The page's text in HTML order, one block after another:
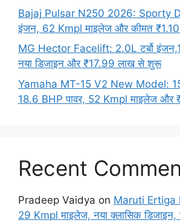
Bajaj Pulsar N250 2026: Sporty
इंजन, 62 Kmpl माइलेज और कीमत
MG Hector Facelift: 2.0L टर्बो
नया डिजाइन और ₹17.99 लाख से शुरू
Yamaha MT-15 V2 New Model:
18.6 BHP पावर, 52 Kmpl माइलेज
Recent
Pradeep Vaidya on Maruti
29 Kmpl माइलेज, नया क्लासिक डिजाइन,